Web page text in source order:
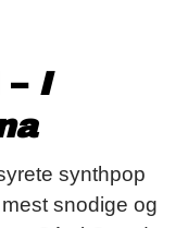
– I
synthpop
snodige og